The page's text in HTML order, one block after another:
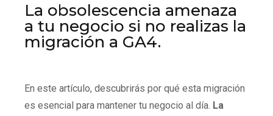
La obsolescencia amenaza
a tu negocio si no realizas la
migración a GA4.
En este artículo, descubrirás por qué esta migración
es esencial para mantener tu negocio al día. La